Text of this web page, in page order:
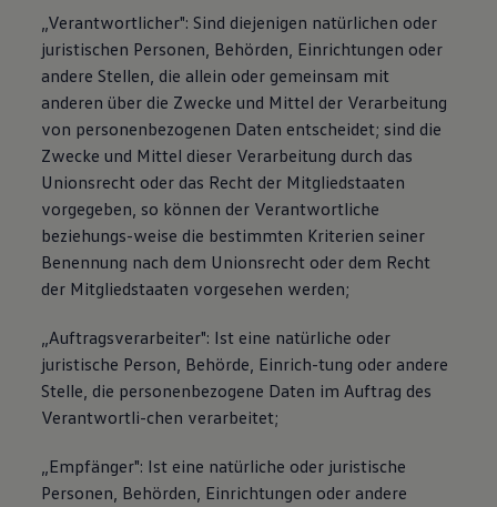
„Verantwortlicher": Sind diejenigen natürlichen oder
juristischen Personen, Behörden, Einrichtungen oder
andere Stellen, die allein oder gemeinsam mit
anderen über die Zwecke und Mittel der Verarbeitung
von personenbezogenen Daten entscheidet; sind die
Zwecke und Mittel dieser Verarbeitung durch das
Unionsrecht oder das Recht der Mitgliedstaaten
vorgegeben, so können der Verantwortliche
beziehungs-weise die bestimmten Kriterien seiner
Benennung nach dem Unionsrecht oder dem Recht
der Mitgliedstaaten vorgesehen werden;
„Auftragsverarbeiter": Ist eine natürliche oder
juristische Person, Behörde, Einrich-tung oder andere
Stelle, die personenbezogene Daten im Auftrag des
Verantwortli-chen verarbeitet;
„Empfänger": Ist eine natürliche oder juristische
Personen, Behörden, Einrichtungen oder andere